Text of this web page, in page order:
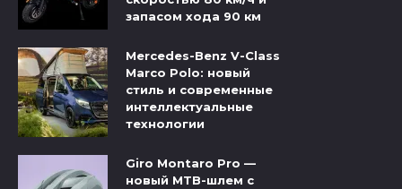
запасом хода 90 км
Mercedes-Benz V-Class
Marco Polo: новый
стиль и современные
интеллектуальные
технологии
Giro Montaro Pro —
новый MTB-шлем с